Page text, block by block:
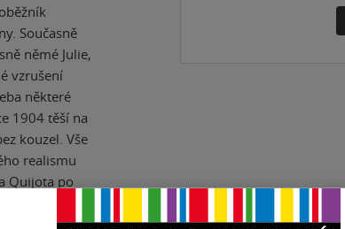
Současně
němé Julie,
vzrušení
některé
1904 těší na
kouzel. Vše
realismu
Quijota po